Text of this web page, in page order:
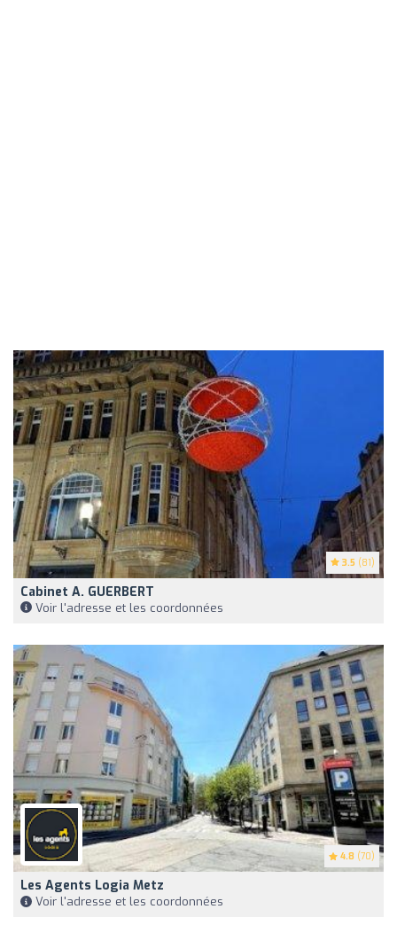
3.5 (81)
Cabinet A. GUERBERT
Voir l'adresse et les coordonnées
4.8 (70)
Les Agents Logia Metz
Voir l'adresse et les coordonnées